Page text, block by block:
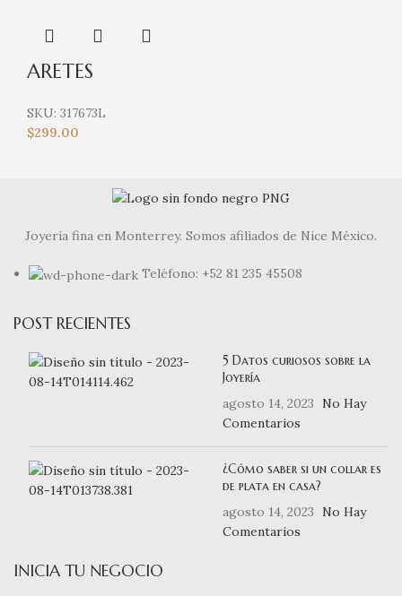
ARETES
SKU: 317673L
$299.00
Joyería fina en Monterrey. Somos afiliados de Nice México.
Teléfono: +52 81 235 45508
POST RECIENTES
5 Datos curiosos sobre la
Joyería
agosto 14, 2023
No Hay
Comentarios
¿Cómo saber si un collar es
de plata en casa?
agosto 14, 2023
No Hay
Comentarios
INICIA TU NEGOCIO